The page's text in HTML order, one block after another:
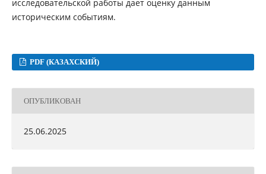
исследовательской работы дает оценку данным
историческим событиям.
PDF (КАЗАХСКИЙ)
ОПУБЛИКОВАН
25.06.2025